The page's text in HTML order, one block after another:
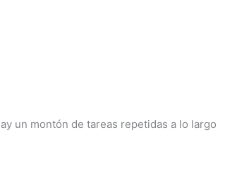
un montón de tareas repetidas a lo largo